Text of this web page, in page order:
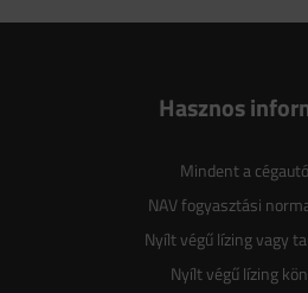
Hasznos
Mindent a
NAV fogyasztási
Nyílt végű lízing vagy
Nyílt végű lízing